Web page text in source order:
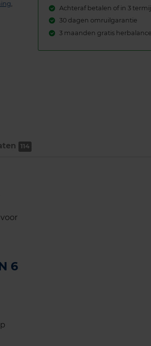
,
Achteraf betalen of in 3
30 dagen omruilgarantie
3 maanden gratis
114
6